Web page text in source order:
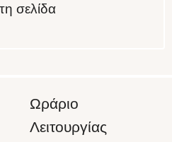
σελίδα
Ωράριο
Λειτουργίας